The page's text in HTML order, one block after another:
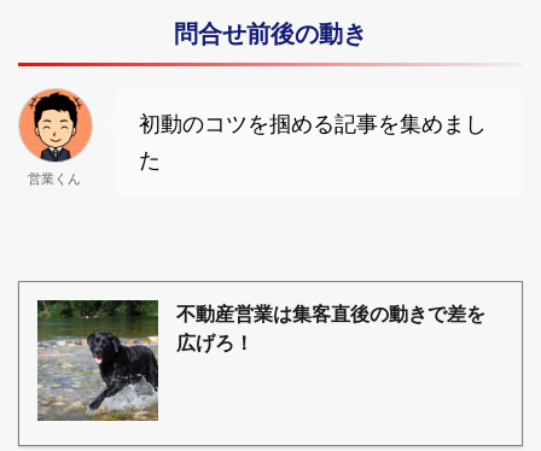
問合せ前後の動き
営業くん
初動のコツを掴める記事を集めまし
た
不動産営業は集客直後の動きで差を
広げろ！